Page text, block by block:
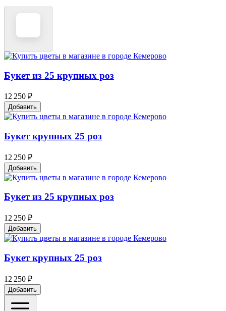
Букет из 25 крупных роз
12 250 ₽
Добавить
Букет крупных 25 роз
12 250 ₽
Добавить
Букет из 25 крупных роз
12 250 ₽
Добавить
Букет крупных 25 роз
12 250 ₽
Добавить